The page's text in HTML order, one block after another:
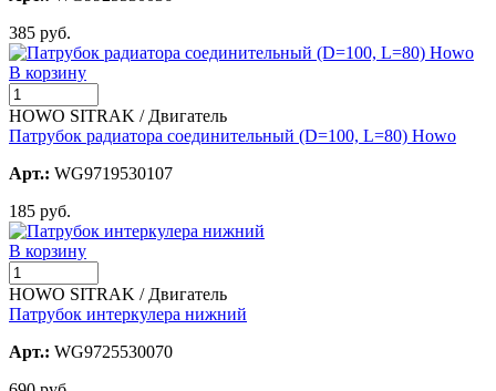
385 руб.
В корзину
HOWO SITRAK / Двигатель
Патрубок радиатора соединительный (D=100, L=80) Howo
Арт.: WG9719530107
185 руб.
В корзину
HOWO SITRAK / Двигатель
Патрубок интеркулера нижний
Арт.: WG9725530070